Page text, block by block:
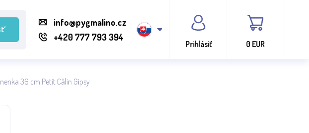
info@pygmalino.cz
+420 777 793 394
Prihlásiť 0 EUR
36 cm Petit Câlin Gipsy